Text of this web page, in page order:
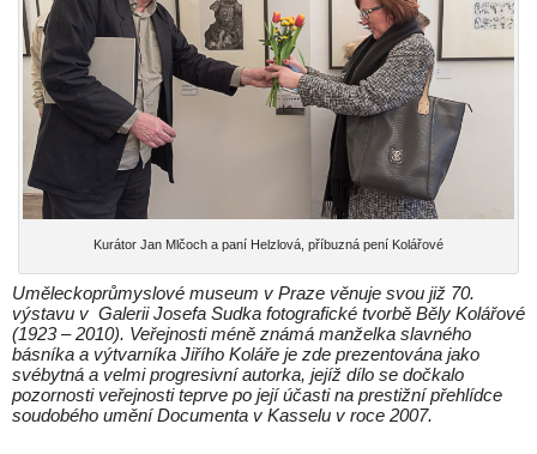
Kurátor Jan Mlčoch a paní Helzlová, příbuzná pení Kolářové
Uměleckoprůmyslové museum v Praze věnuje svou již 70.
výstavu v Galerii Josefa Sudka fotografické tvorbě Běly Kolářové
(1923 – 2010). Veřejnosti méně známá manželka slavného
básníka a výtvarníka Jiřího Koláře je zde prezentována jako
svébytná a velmi progresivní autorka, jejíž dílo se dočkalo
pozornosti veřejnosti teprve po její účasti na prestižní přehlídce
soudobého umění Documenta v Kasselu v roce 2007.